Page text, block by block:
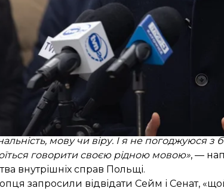
і просто людина: я не приймаю
мову чи віру. І я не погоджуюся
говорити своєю рідною мовою», —
внутрішніх справ Польщі.
запросили відвідати Сейм і Сенат,